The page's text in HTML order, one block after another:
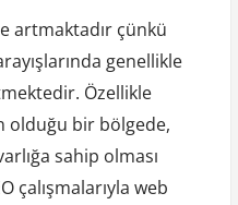
artmaktadır çünkü
genellikle
Özellikle
olduğu bir bölgede,
sahip olması
çalışmalarıyla web